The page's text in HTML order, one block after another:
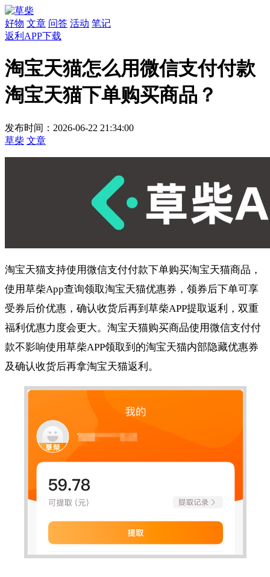
好物 文章 问答 活动 笔记
返利APP下载
淘宝天猫怎么用微信支付付款
淘宝天猫下单购买商品？
发布时间：2026-06-22 21:34:00
草柴 文章
淘宝天猫支持使用微信支付付款下单购买淘宝天猫商品，
使用草柴App查询领取淘宝天猫优惠券，领券后下单可享
受券后价优惠，确认收货后再到草柴APP提取返利，双重
福利优惠力度会更大。淘宝天猫购买商品使用微信支付付
款不影响使用草柴APP领取到的淘宝天猫内部隐藏优惠券
及确认收货后再拿淘宝天猫返利。